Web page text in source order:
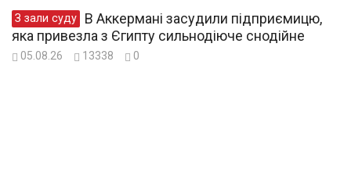
З зали суду
яка привезла з Єгипту сильнодіюче снодійне
05.08.26 13338 0